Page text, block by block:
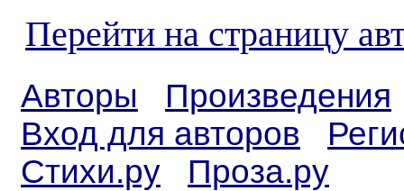
Перейти на страницу
Авторы
Произведения
Вход для авторов
Стихи.ру
Проза.ру